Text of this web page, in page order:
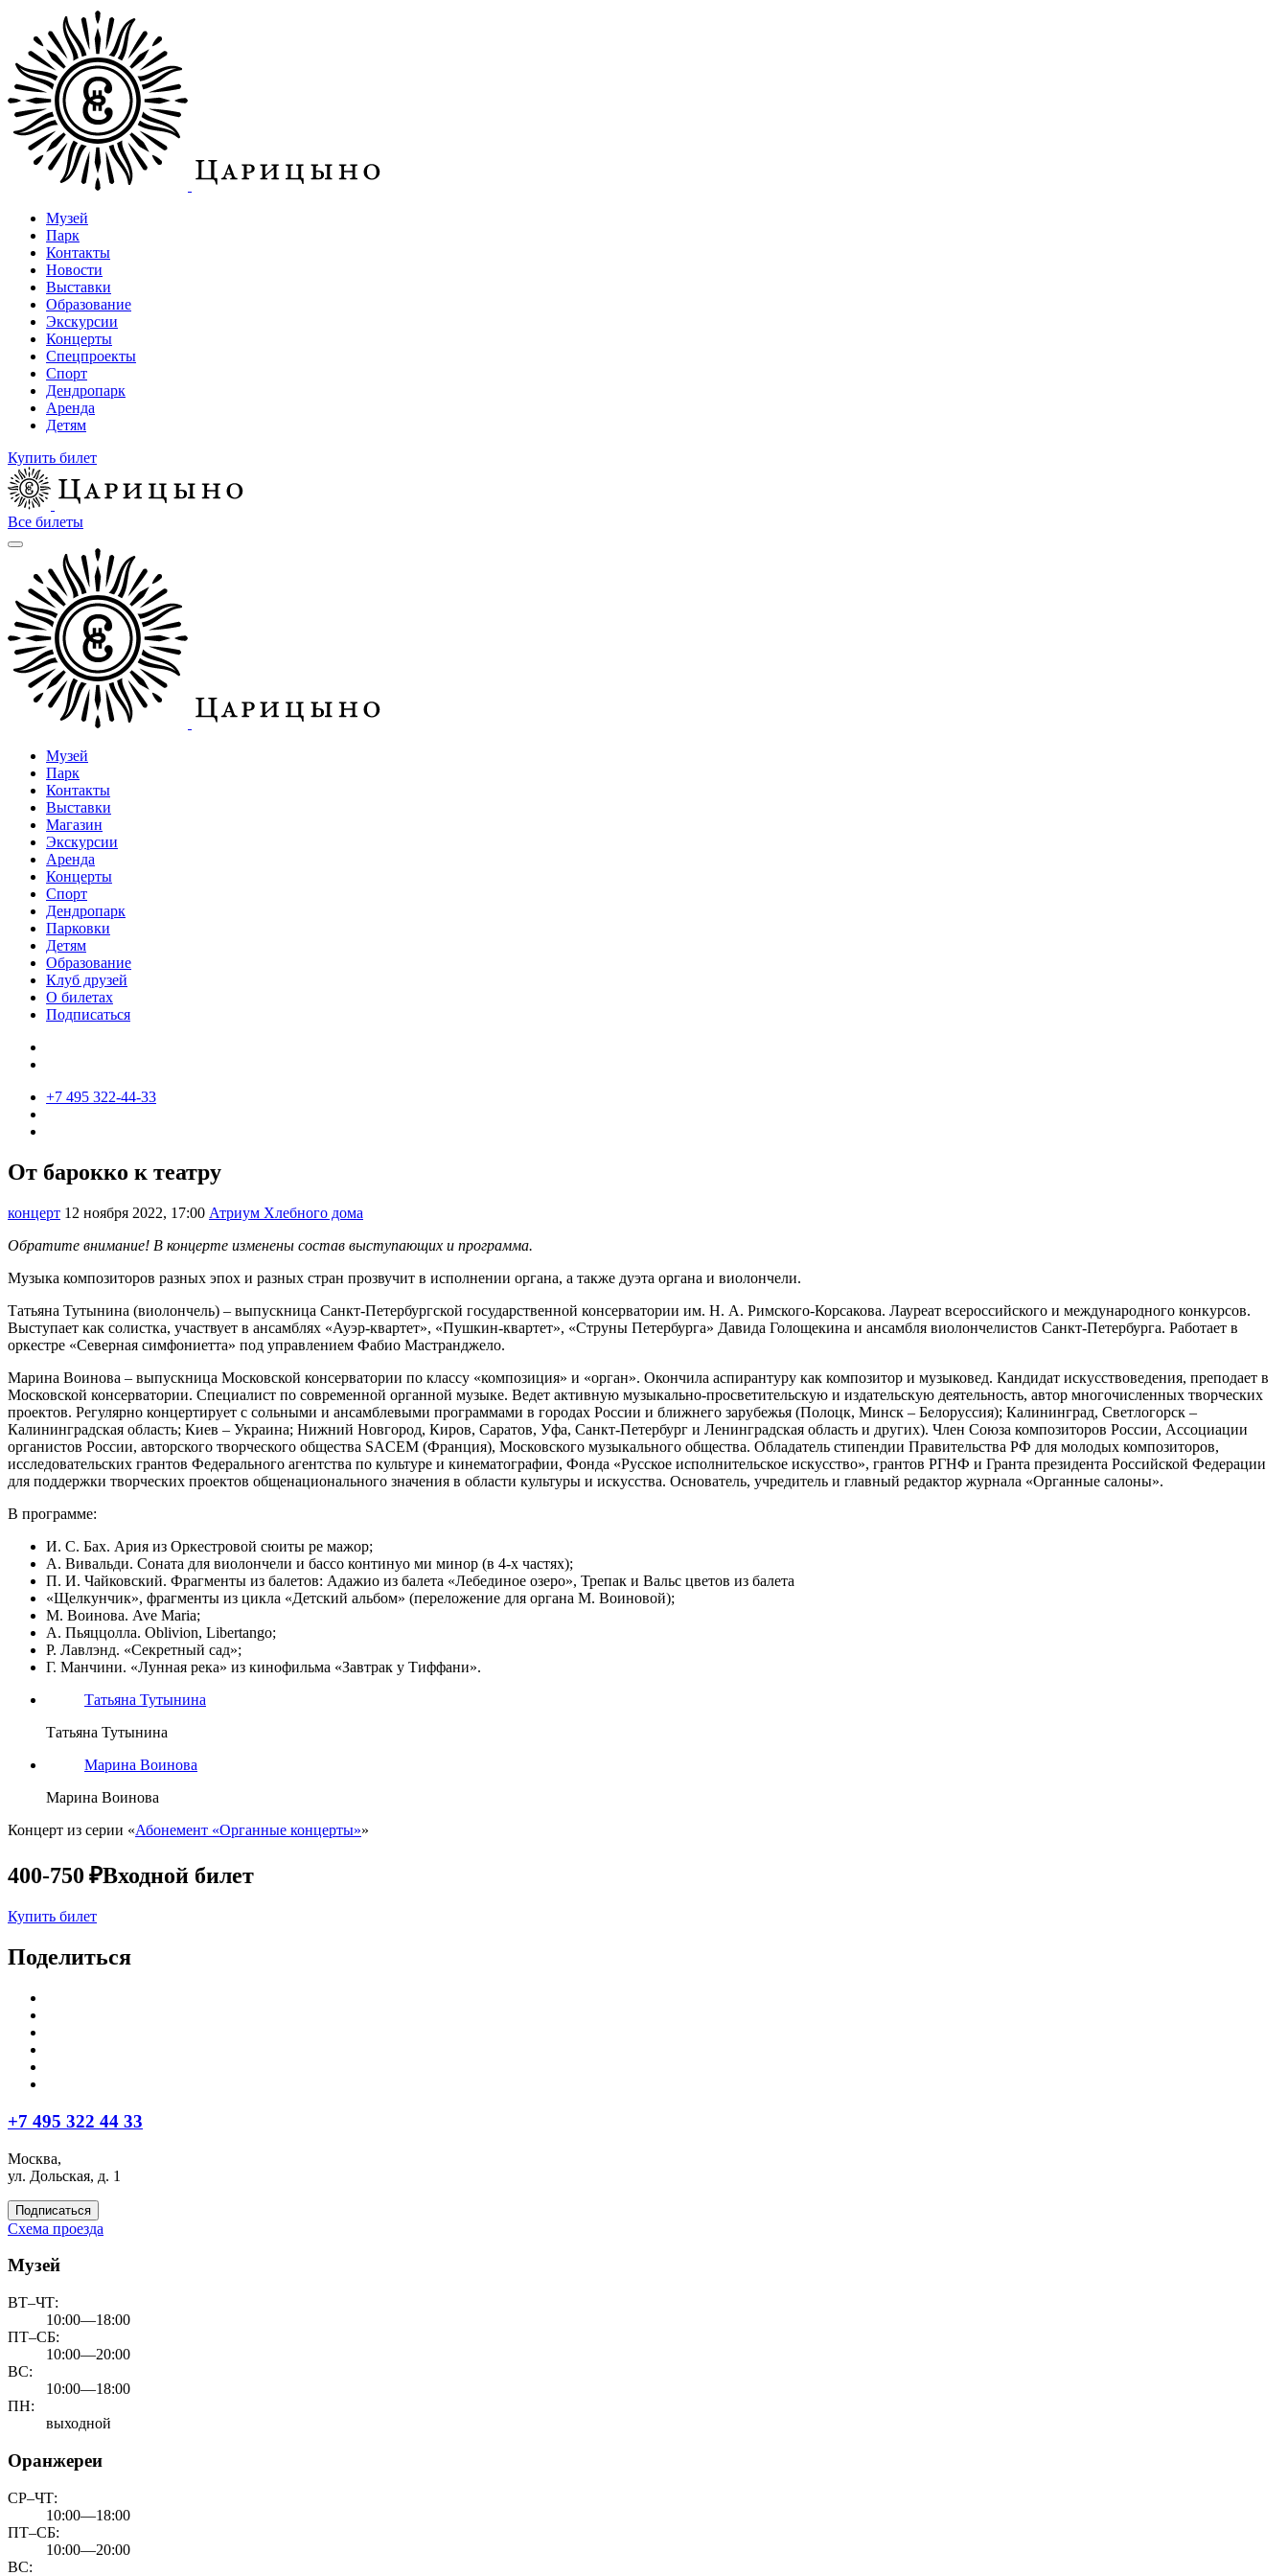
Музей
Парк
Контакты
Новости
Выставки
Образование
Экскурсии
Концерты
Спецпроекты
Спорт
Дендропарк
Аренда
Детям
Купить билет
Все билеты
Музей
Парк
Контакты
Выставки
Магазин
Экскурсии
Аренда
Концерты
Спорт
Дендропарк
Парковки
Детям
Образование
Клуб друзей
О билетах
Подписаться
+7 495 322-44-33
От барокко к театру
концерт 12 ноября 2022, 17:00 Атриум Хлебного дома
Обратите внимание! В концерте изменены состав выступающих и программа.
Музыка композиторов разных эпох и разных стран прозвучит в исполнении органа, а также дуэта органа и виолончели.
Татьяна Тутынина (виолончель) – выпускница Санкт-Петербургской государственной консерватории им. Н. А. Римского-Корсакова. Лауреат всероссийского и международного конкурсов.
Выступает как солистка, участвует в ансамблях «Ауэр-квартет», «Пушкин-квартет», «Струны Петербурга» Давида Голощекина и ансамбля виолончелистов Санкт-Петербурга. Работает в
оркестре «Северная симфониетта» под управлением Фабио Мастранджело.
Марина Воинова – выпускница Московской консерватории по классу «композиция» и «орган». Окончила аспирантуру как композитор и музыковед. Кандидат искусствоведения, преподает в
Московской консерватории. Специалист по современной органной музыке. Ведет активную музыкально-просветительскую и издательскую деятельность, автор многочисленных творческих
проектов. Регулярно концертирует с сольными и ансамблевыми программами в городах России и ближнего зарубежья (Полоцк, Минск – Белоруссия); Калининград, Светлогорск –
Калининградская область; Киев – Украина; Нижний Новгород, Киров, Саратов, Уфа, Санкт-Петербург и Ленинградская область и других). Член Союза композиторов России, Ассоциации
органистов России, авторского творческого общества SACEM (Франция), Московского музыкального общества. Обладатель стипендии Правительства РФ для молодых композиторов,
исследовательских грантов Федерального агентства по культуре и кинематографии, Фонда «Русское исполнительское искусство», грантов РГНФ и Гранта президента Российской Федерации
для поддержки творческих проектов общенационального значения в области культуры и искусства. Основатель, учредитель и главный редактор журнала «Органные салоны».
В программе:
И. С. Бах. Ария из Оркестровой сюиты ре мажор;
А. Вивальди. Соната для виолончели и бассо континуо ми минор (в 4-х частях);
П. И. Чайковский. Фрагменты из балетов: Адажио из балета «Лебединое озеро», Трепак и Вальс цветов из балета
«Щелкунчик», фрагменты из цикла «Детский альбом» (переложение для органа М. Воиновой);
М. Воинова. Ave Maria;
А. Пьяццолла. Oblivion, Libertango;
Р. Лавлэнд. «Секретный сад»;
Г. Манчини. «Лунная река» из кинофильма «Завтрак у Тиффани».
Татьяна Тутынина
Татьяна Тутынина
Марина Воинова
Марина Воинова
Концерт из серии «Абонемент «Органные концерты»»
400-750 ₽Входной билет
Купить билет
Поделиться
+7 495 322 44 33
Москва,
ул. Дольская, д. 1
Подписаться
Схема проезда
Музей
ВТ–ЧТ:
10:00—18:00
ПТ–СБ:
10:00—20:00
ВС:
10:00—18:00
ПН:
выходной
Оранжереи
СР–ЧТ:
10:00—18:00
ПТ–СБ:
10:00—20:00
ВС: